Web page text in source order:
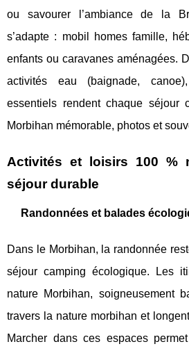
ou savourer l’ambiance de la
s’adapte : mobil homes famille,
enfants ou caravanes aménagées.
activités eau (baignade,
essentiels rendent chaque séjour
Morbihan mémorable, photos et
Activités et loisirs 100 %
séjour durable
Randonnées et balades
Dans le Morbihan, la randonnée
séjour camping écologique. Les
nature Morbihan, soigneusement
travers la nature morbihan et
Marcher dans ces espaces